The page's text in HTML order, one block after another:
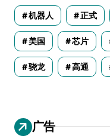
机器人 正式
美国 芯片
骁龙 高通
广告